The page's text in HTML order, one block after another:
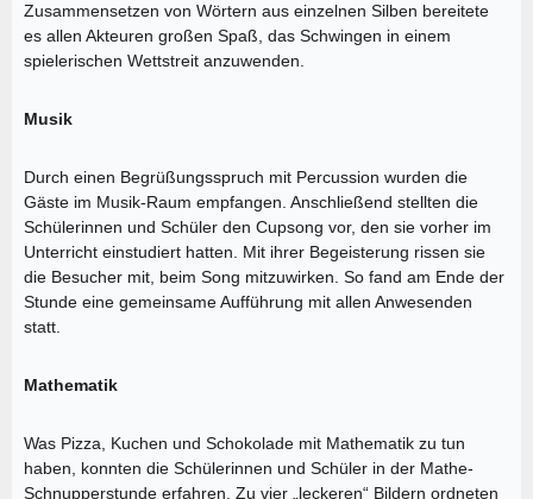
Zusammensetzen von Wörtern aus einzelnen Silben bereitete
es allen Akteuren großen Spaß, das Schwingen in einem
spielerischen Wettstreit anzuwenden.
Musik
Durch einen Begrüßungsspruch mit Percussion wurden die
Gäste im Musik-Raum empfangen. Anschließend stellten die
Schülerinnen und Schüler den Cupsong vor, den sie vorher im
Unterricht einstudiert hatten. Mit ihrer Begeisterung rissen sie
die Besucher mit, beim Song mitzuwirken. So fand am Ende der
Stunde eine gemeinsame Aufführung mit allen Anwesenden
statt.
Mathematik
Was Pizza, Kuchen und Schokolade mit Mathematik zu tun
haben, konnten die Schülerinnen und Schüler in der Mathe-
Schnupperstunde erfahren. Zu vier „leckeren“ Bildern ordneten